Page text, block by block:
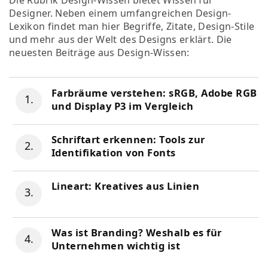
Designer. Neben einem umfangreichen Design-
Lexikon findet man hier Begriffe, Zitate, Design-Stile
und mehr aus der Welt des Designs erklärt. Die
neuesten Beiträge aus Design-Wissen:
Farbräume verstehen: sRGB, Adobe RGB
und Display P3 im Vergleich
Schriftart erkennen: Tools zur
Identifikation von Fonts
Lineart: Kreatives aus Linien
Was ist Branding? Weshalb es für
Unternehmen wichtig ist